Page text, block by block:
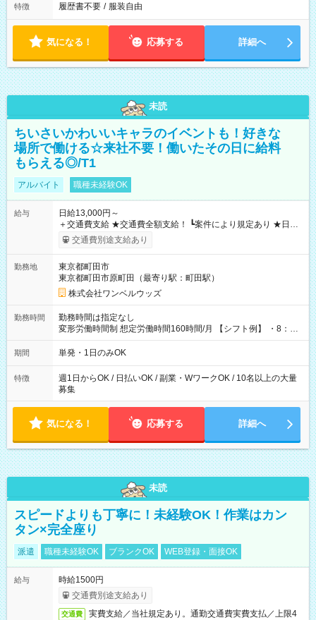
特徴 履歴書不要 / 服装自由
気になる！ 応募する 詳細へ
未読
ちいさいかわいいキャラのイベントも！好きな
場所で働ける☆来社不要！働いたその日に給料
もらえる◎/T1
アルバイト 職種未経験OK
給与
日給13,000円～
＋交通費支給 ★交通費全額支給！ ┗案件により規定あり ★日払
いOK！（規定あり） ┗働いたその日に現金GET♪ お仕事後はコ
ンビニATMから 日払い分を引き落とせます！ 【試用期間】試
交通費別途支給あり
勤務地
東京都町田市
東京都町田市原町田（最寄り駅：町田駅）
株式会社ワンベルウッズ
勤務時間
勤務時間は指定なし
変形労働時間制 想定労働時間160時間/月 【シフト例】 ・8：00
～21：00
期間 単発・1日のみOK
特徴
週1日からOK / 日払いOK / 副業・WワークOK / 10名以上の大量
募集
気になる！ 応募する 詳細へ
未読
スピードよりも丁寧に！未経験OK！作業はカン
タン×完全座り
派遣 職種未経験OK ブランクOK WEB登録・面接OK
給与
時給1500円
交通費別途支給あり
交通費
実費支給／当社規定あり。通勤交通費実費支払／上限4